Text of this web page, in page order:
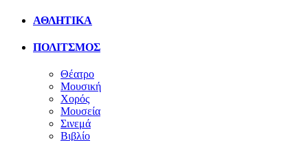
ΑΘΛΗΤΙΚΑ
ΠΟΛΙΤΣΜΟΣ
Θέατρο
Μουσική
Χορός
Μουσεία
Σινεμά
Βιβλίο